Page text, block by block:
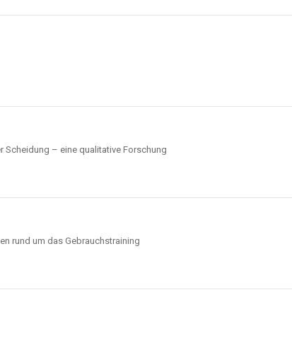
Scheidung – eine qualitative Forschung
rund um das Gebrauchstraining